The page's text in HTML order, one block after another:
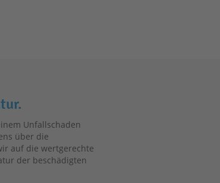
Unfallschaden
über die
auf die wertgerechte
der beschädigten